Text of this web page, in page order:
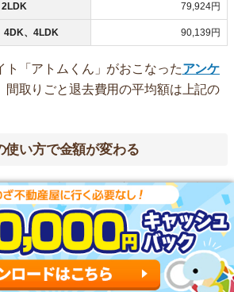
79,924円
4DK、4LDK 90,139円
ト「アトムくん」がおこなったアンケ
間取りごと退去費用の平均額は上記の
使い方で金額が変わる
備、お部屋の使い方によって金額が
吸っていてニオイや壁の黄ばみがひ
た凹みなどがあると高くなりやすいで